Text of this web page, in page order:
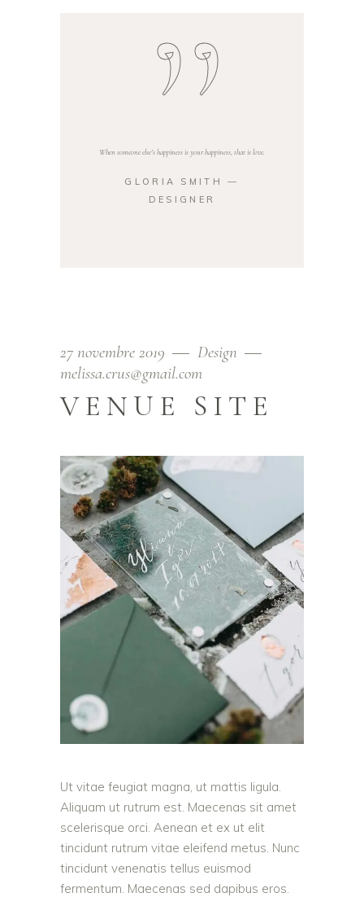
When someone else’s happiness is your happiness, that is love.
GLORIA SMITH ―
DESIGNER
27 novembre 2019
Design
melissa.crus@gmail.com
VENUE SITE
Ut vitae feugiat magna, ut mattis ligula.
Aliquam ut rutrum est. Maecenas sit amet
scelerisque orci. Aenean et ex ut elit
tincidunt rutrum vitae eleifend metus. Nunc
tincidunt venenatis tellus euismod
fermentum. Maecenas sed dapibus eros.